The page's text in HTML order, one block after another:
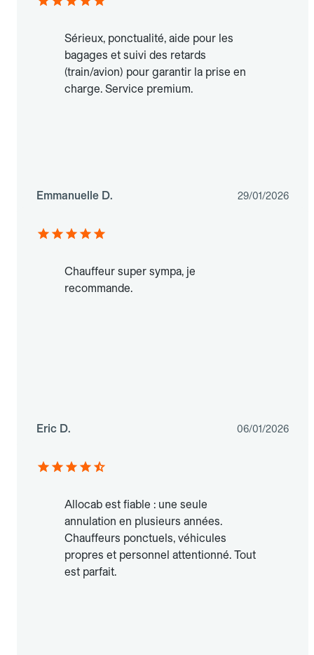
Sérieux, ponctualité, aide pour les
bagages et suivi des retards
(train/avion) pour garantir la prise en
charge. Service premium.
Emmanuelle D. 29/01/2026
Chauffeur super sympa, je
recommande.
Eric D. 06/01/2026
Allocab est fiable : une seule
annulation en plusieurs années.
Chauffeurs ponctuels, véhicules
propres et personnel attentionné. Tout
est parfait.